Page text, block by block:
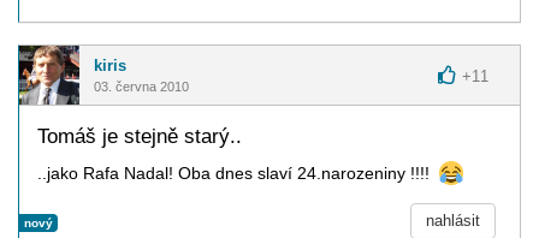
kiris
03. června 2010
+11
Tomáš je stejně starý..
..jako Rafa Nadal! Oba dnes slaví 24.narozeniny !!!!
nový nahlásit